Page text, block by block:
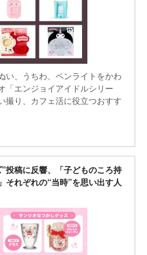
い、うちわ、ペンライトをかわ
「エンジョイアイドルシリー
撮り、カフェ活に役立つおすす
投稿に反響、「子どものころ持
それぞれの“当時”を思い出す人